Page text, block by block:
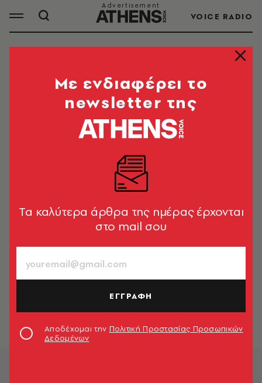
VOICE RADIO
ΕΚΔΟΣΕΙΣ ΠΑΤΑΚΗ
ΟΛΑ ΤΑ ΑΡΘΡΑ ΤΟΥ TAG
ΒΙΒΛΙΟ
αποκαλύπτει τον Νιόνιο σε ένα νέο
βιβλίο
ΒΙΒΛΙΟ
«Ραντεβού στο Ποζιτάνο» με τη
Γκολιάρντα Σαπιέντσα
Άρης Σφακιανάκης
Mε ενδιαφέρει το
newsletter της
Tα καλύτερα άρθρα της ημέρας έρχονται
στο mail σου
ΕΓΓΡΑΦΗ
Αποδέχομαι την Πολιτική Προστασίας Προσωπικών
Δεδομένων